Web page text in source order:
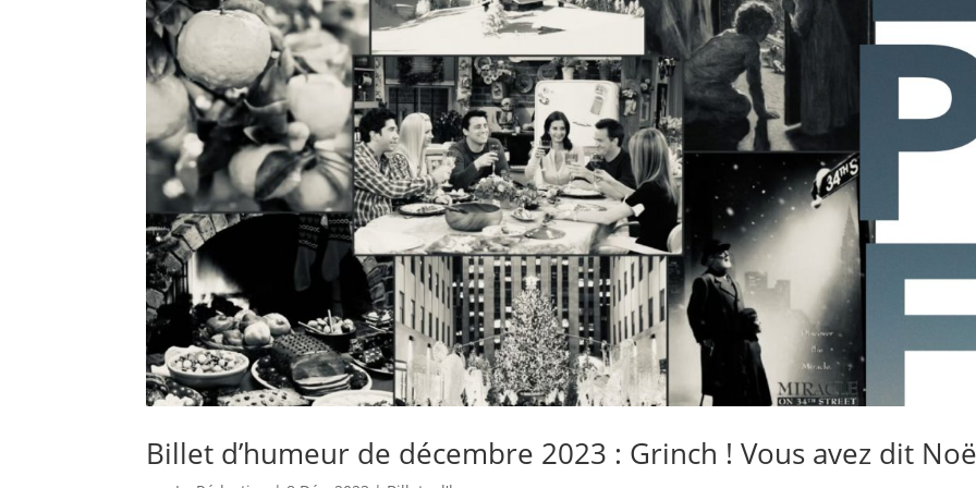
Billet d’humeur de décembre 2023 : Grinch ! Vous avez dit